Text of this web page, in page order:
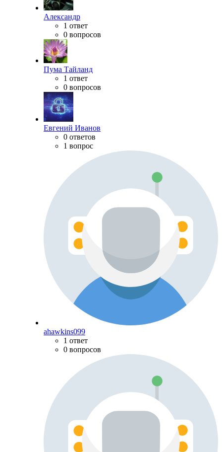
Александр
1 ответ
0 вопросов
Пума Тайланд
1 ответ
0 вопросов
Евгений Иванов
0 ответов
1 вопрос
ahawkins099
1 ответ
0 вопросов